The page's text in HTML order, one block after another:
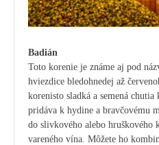
Badián
Toto korenie je známe aj pod
hviezdice bledohnedej až
korenisto sladká a semená
pridáva k hydine a bravčovému
do slivkového alebo hruškového
vareného vína. Môžete ho